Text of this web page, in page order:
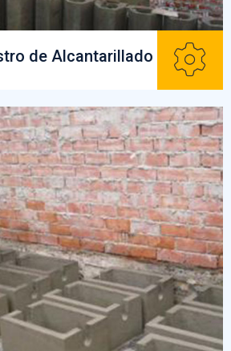
de Alcantarillado